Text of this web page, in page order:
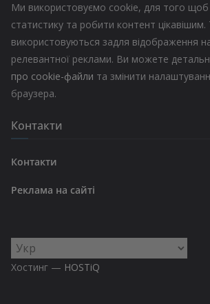
Ми використовуємо cookie, для того щоб
статистику та робити контент
використовуються задля відображення
релевантної реклами. Ви можете
про cookie-файли та змінити
браузера.
Контакти
Контакти
Реклама на сайті
Вибрати
мову
Хостинг — HOSTiQ